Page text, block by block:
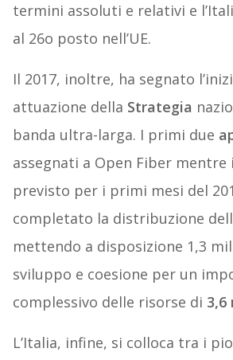
termini assoluti e relativi e
al 26o posto nell’UE.
Il 2017, inoltre, ha segnato
attuazione della Strategia
banda ultra-larga. I primi due
assegnati a Open Fiber mentre
previsto per i primi mesi del
completato la distribuzione
mettendo a disposizione 1,3
sviluppo e coesione per un
complessivo delle risorse di 3,6
L’Italia, infine, si colloca tra i